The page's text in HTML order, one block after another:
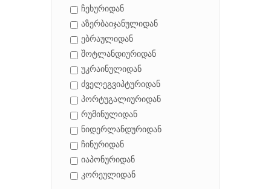
ჩეხურიდან
აზერბაიჯანულიდან
ებრაულიდან
შოტლანდიურიდან
უკრაინულიდან
ძველეგვიპტურიდან
პორტუგალიურიდან
რუმინულიდან
ნიდერლანდურიდან
ჩინურიდან
იაპონურიდან
კორეულიდან